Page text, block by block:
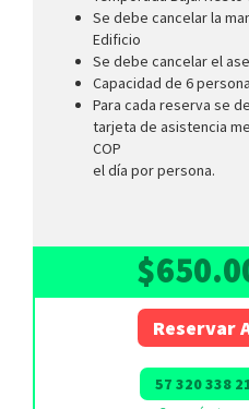
Se debe cancelar la
Edificio
Se debe cancelar el
Capacidad de 6
Para cada reserva se
tarjeta de asistencia
COP
el día por persona.
Reservar
57 320 338